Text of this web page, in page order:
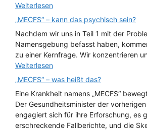
Weiterlesen
„MECFS“ – kann das psychisch sein?
Nachdem wir uns in Teil 1 mit der
Namensgebung befasst haben,
zu einer Kernfrage. Wir konzentrieren
Weiterlesen
„MECFS“ – was heißt das?
Eine Krankheit namens „MECFS“
Der Gesundheitsminister der
engagiert sich für ihre Erforschung, es
erschreckende Fallberichte, und die